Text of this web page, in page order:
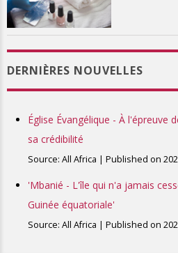
DERNIÈRES NOUVELLES
Église Évangélique - À l'épreuve
sa crédibilité
Source: All Africa Published on
'Mbanié - L'île qui n'a jamais
Guinée équatoriale'
Source: All Africa Published on